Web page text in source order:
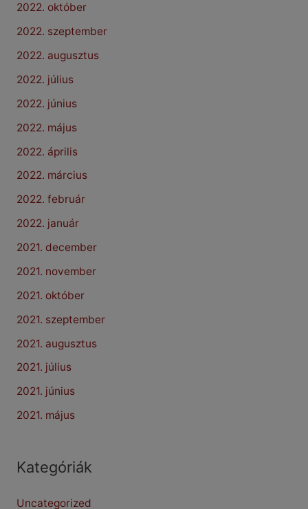
2022. október
2022. szeptember
2022. augusztus
2022. július
2022. június
2022. május
2022. április
2022. március
2022. február
2022. január
2021. december
2021. november
2021. október
2021. szeptember
2021. augusztus
2021. július
2021. június
2021. május
Kategóriák
Uncategorized